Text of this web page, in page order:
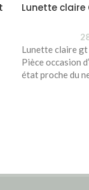
Lunette claire
Lunette claire
Pièce occasion
état proche du